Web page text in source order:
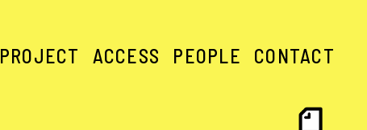
PROJECT ACCESS PEOPLE CONTACT